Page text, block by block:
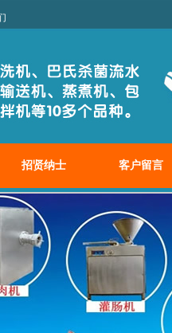
招贤纳士 客户留言